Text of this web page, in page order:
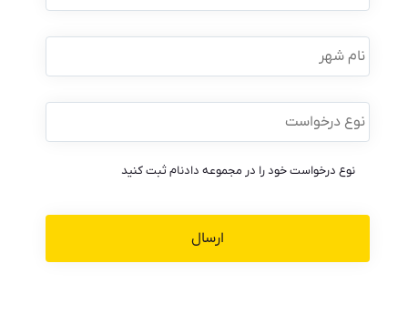
نام
شهر
نوع
درخواست *
نوع درخواست خود را در مجموعه دادنام ثبت کنید